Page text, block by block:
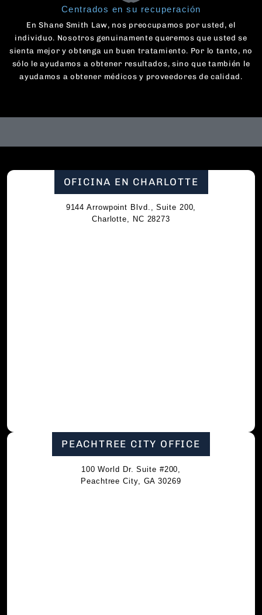
Centrados en su recuperación
En Shane Smith Law, nos preocupamos por usted, el
individuo. Nosotros genuinamente queremos que usted se
sienta mejor y obtenga un buen tratamiento. Por lo tanto, no
sólo le ayudamos a obtener resultados, sino que también le
ayudamos a obtener médicos y proveedores de calidad.
OFICINA EN CHARLOTTE
9144 Arrowpoint Blvd., Suite 200,
Charlotte, NC 28273
PEACHTREE CITY OFFICE
100 World Dr. Suite #200,
Peachtree City, GA 30269